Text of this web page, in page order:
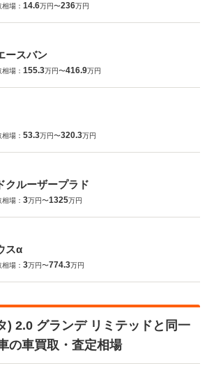
場： 14.6万円〜236万円
ースバン
場： 155.3万円〜416.9万円
場： 53.3万円〜320.3万円
クルーザープラド
場： 3万円〜1325万円
スα
場： 3万円〜774.3万円
) 2.0 グランデ リミテッドと同一
の車買取・査定相場